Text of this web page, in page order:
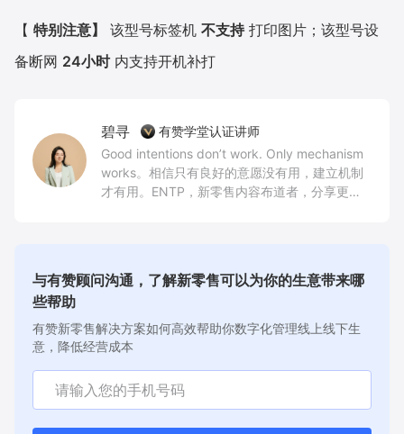
【 特别注意】 该型号标签机 不支持打印图片；该型号设
备断网 24小时内支持开机补打
碧寻
有赞学堂认证讲师
Good intentions don’t work. Only mechanism
works。相信只有良好的意愿没有用，建立机制
才有用。ENTP，新零售内容布道者，分享更多
与有赞顾问沟通，了解新零售可以为你的生意带来哪
些帮助
有赞新零售解决方案如何高效帮助你数字化管理线上线下生
意，降低经营成本